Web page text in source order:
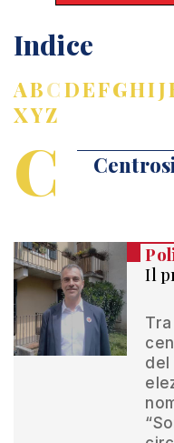
Indice
ABCDEFGHIJ
XYZ
C
Il
del